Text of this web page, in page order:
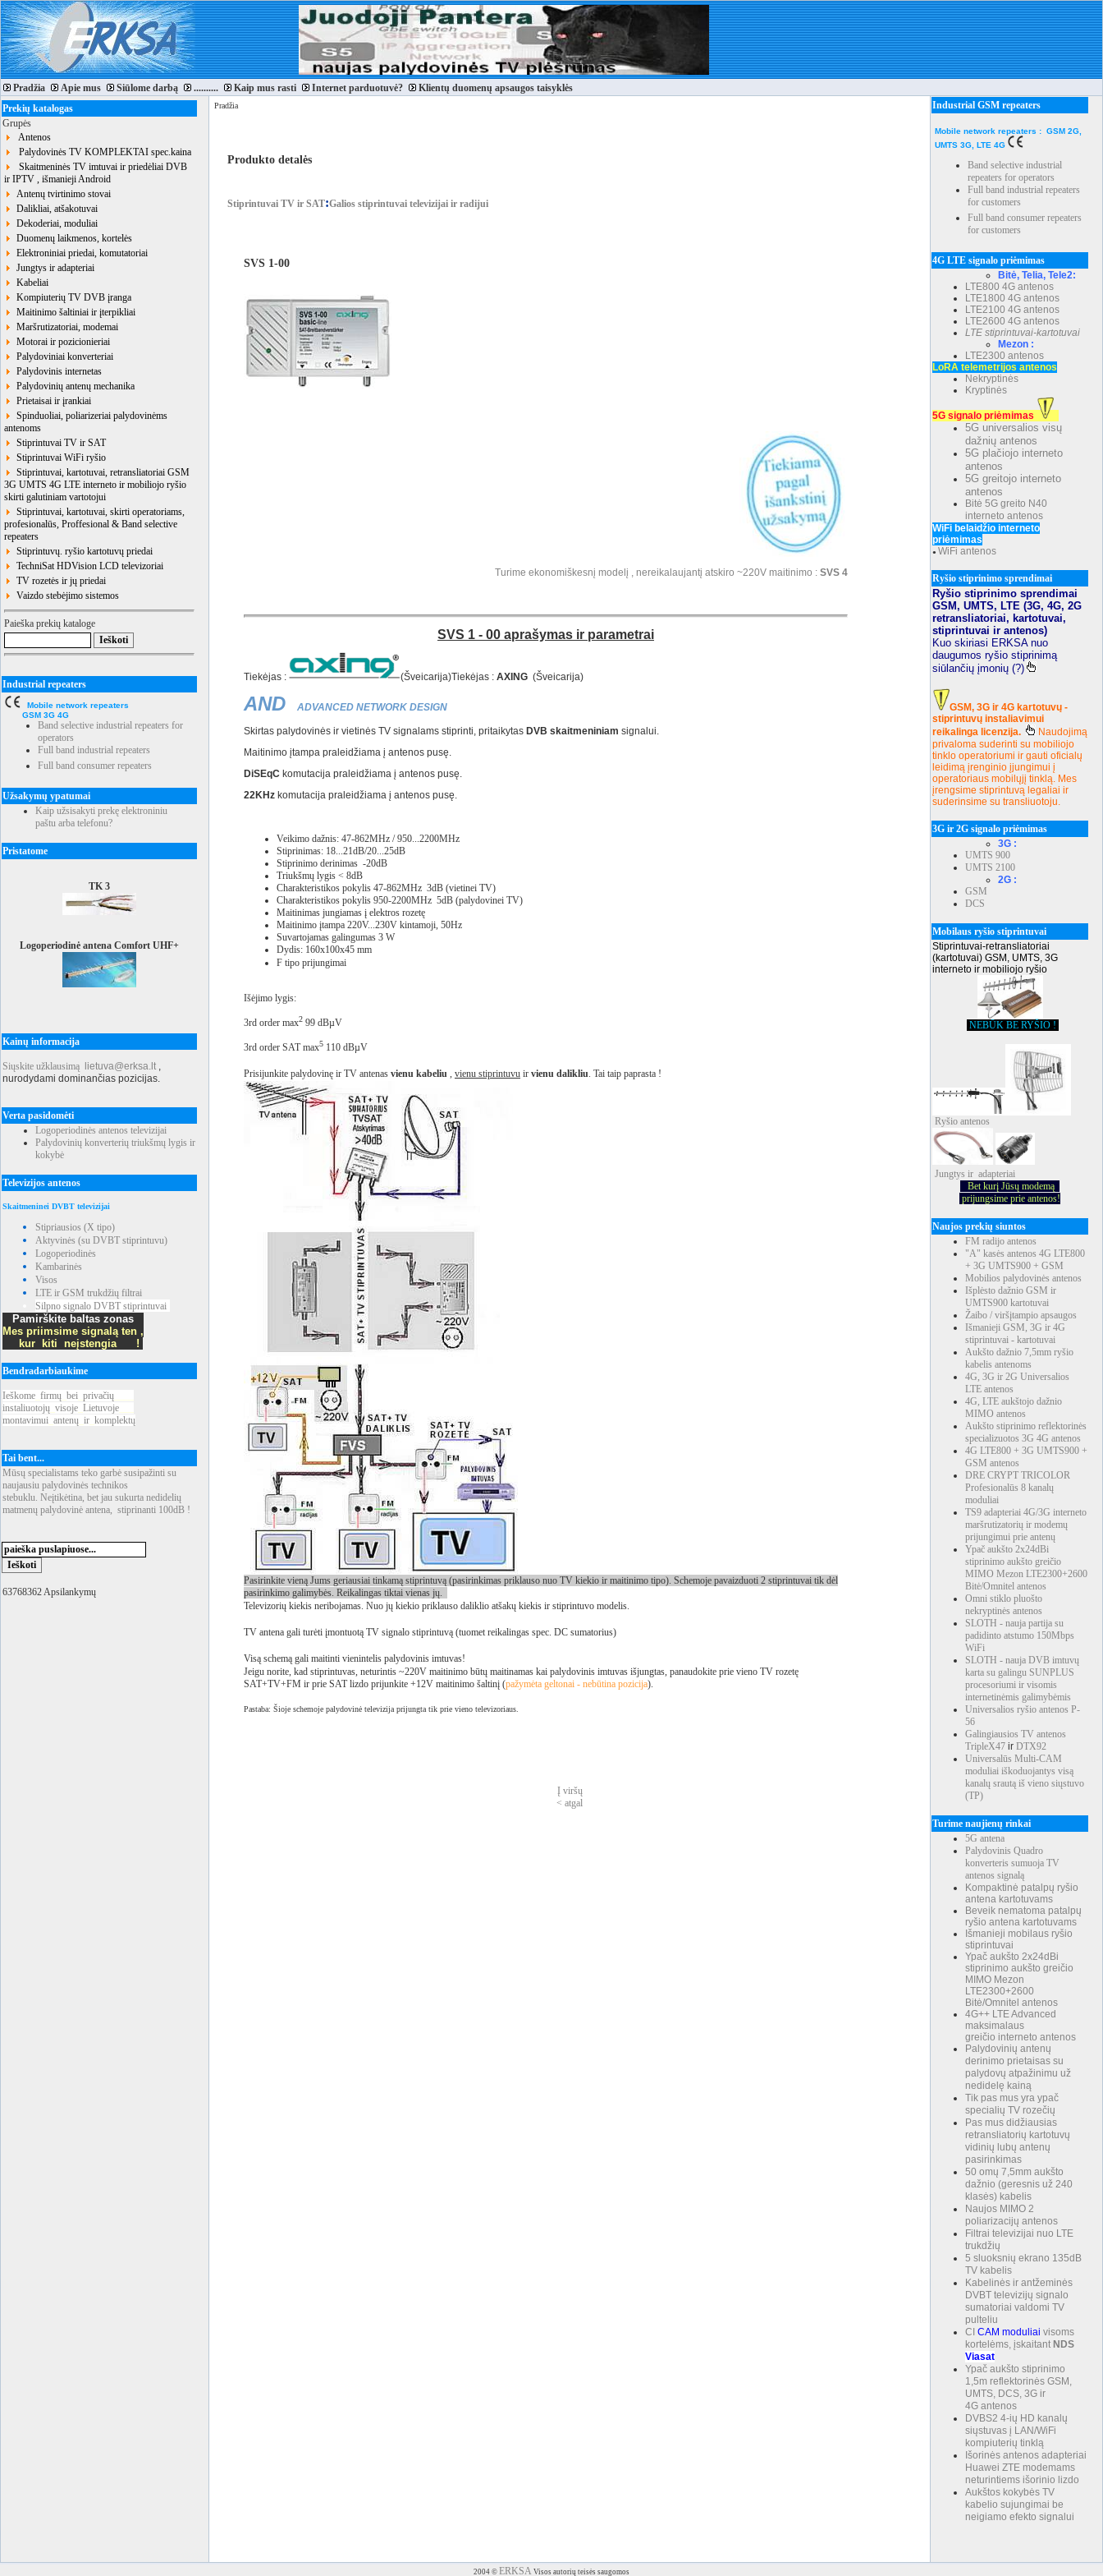
Pradžia Apie mus Siūlome darbą .......... Kaip mus rasti Internet parduotuvė?
Klientų duomenų apsaugos taisyklės
Prekių katalogas
Grupės
Antenos
Palydovinės TV KOMPLEKTAI spec.kaina
Skaitmeninės TV imtuvai ir priedėliai DVB
ir IPTV , išmanieji Android
Antenų tvirtinimo stovai
Dalikliai, atšakotuvai
Dekoderiai, moduliai
Duomenų laikmenos, kortelės
Elektroniniai priedai, komutatoriai
Jungtys ir adapteriai
Kabeliai
Kompiuterių TV DVB įranga
Maitinimo šaltiniai ir įterpikliai
Maršrutizatoriai, modemai
Motorai ir pozicionieriai
Palydoviniai konverteriai
Palydovinis internetas
Palydovinių antenų mechanika
Prietaisai ir įrankiai
Spinduoliai, poliarizeriai palydovinėms
antenoms
Stiprintuvai TV ir SAT
Stiprintuvai WiFi ryšio
Stiprintuvai, kartotuvai, retransliatoriai GSM
3G UMTS 4G LTE interneto ir mobiliojo ryšio
skirti galutiniam vartotojui
Stiprintuvai, kartotuvai, skirti operatoriams,
profesionalūs, Proffesional & Band selective
repeaters
Stiprintuvų. ryšio kartotuvų priedai
TechniSat HDVision LCD televizoriai
TV rozetės ir jų priedai
Vaizdo stebėjimo sistemos
Paieška prekių kataloge
Industrial repeaters
Mobile network repeaters
GSM 3G 4G
Band selective industrial repeaters for
operators
Full band industrial repeaters
Full band consumer repeaters
Užsakymų ypatumai
Kaip užsisakyti prekę elektroniniu
paštu arba telefonu?
Pristatome
TK 3
Logoperiodinė antena Comfort UHF+
Kainų informacija
Siųskite užklausimą lietuva@erksa.lt ,
nurodydami dominančias pozicijas.
Verta pasidomėti
Logoperiodinės antenos televizijai
Palydovinių konverterių triukšmų lygis ir
kokybė
Televizijos antenos
Skaitmeninei DVBT televizijai
Stipriausios (X tipo)
Aktyvinės (su DVBT stiprintuvu)
Logoperiodinės
Kambarinės
Visos
LTE ir GSM trukdžių filtrai
Silpno signalo DVBT stiprintuvai
Pamirškite baltas zonas
Mes priimsime signalą ten ,
kur kiti neįstengia !
Bendradarbiaukime
Ieškome firmų bei privačių
instaliuotojų visoje Lietuvoje
montavimui antenų ir komplektų
Tai bent...
Mūsų specialistams teko garbė susipažinti su
naujausiu palydovinės technikos
stebuklu. Neįtikėtina, bet jau sukurta nedidelių
matmenų palydovinė antena, stiprinanti 100dB !
63768362 Apsilankymų
Pradžia
Produkto detalės
Stiprintuvai TV ir SAT:Galios stiprintuvai televizijai ir radijui
SVS 1-00
Turime ekonomiškesnį modelį , nereikalaujantį atskiro ~220V maitinimo : SVS 4
SVS 1 - 00 aprašymas ir parametrai
Tiekėjas : (Šveicarija)Tiekėjas : AXING (Šveicarija)
AND ADVANCED NETWORK DESIGN
Skirtas palydovinės ir vietinės TV signalams stiprinti, pritaikytas DVB skaitmeniniam signalui.
Maitinimo įtampa praleidžiama į antenos pusę.
DiSEqC komutacija praleidžiama į antenos pusę.
22KHz komutacija praleidžiama į antenos pusę.
Veikimo dažnis: 47-862MHz / 950...2200MHz
Stiprinimas: 18...21dB/20...25dB
Stiprinimo derinimas -20dB
Triukšmų lygis < 8dB
Charakteristikos pokylis 47-862MHz 3dB (vietinei TV)
Charakteristikos pokylis 950-2200MHz 5dB (palydovinei TV)
Maitinimas jungiamas į elektros rozetę
Maitinimo įtampa 220V...230V kintamoji, 50Hz
Suvartojamas galingumas 3 W
Dydis: 160x100x45 mm
F tipo prijungimai
Išėjimo lygis:
3rd order max2 99 dBµV
3rd order SAT max5 110 dBµV
Prisijunkite palydovinę ir TV antenas vienu kabeliu , vienu stiprintuvu ir vienu dalikliu. Tai taip paprasta !
Pasirinkite vieną Jums geriausiai tinkamą stiprintuvą (pasirinkimas priklauso nuo TV kiekio ir maitinimo tipo). Schemoje pavaizduoti 2 stiprintuvai tik dėl
pasirinkimo galimybės. Reikalingas tiktai vienas jų.
Televizorių kiekis neribojamas. Nuo jų kiekio priklauso daliklio atšakų kiekis ir stiprintuvo modelis.
TV antena gali turėti įmontuotą TV signalo stiprintuvą (tuomet reikalingas spec. DC sumatorius)
Visą schemą gali maitinti vienintelis palydovinis imtuvas!
Jeigu norite, kad stiprintuvas, neturintis ~220V maitinimo būtų maitinamas kai palydovinis imtuvas išjungtas, panaudokite prie vieno TV rozetę
SAT+TV+FM ir prie SAT lizdo prijunkite +12V maitinimo šaltinį (pažymėta geltonai - nebūtina pozicija).
Pastaba: Šioje schemoje palydovinė televizija prijungta tik prie vieno televizoriaus.
Į viršų
< atgal
Industrial GSM repeaters
Mobile network repeaters : GSM 2G,
UMTS 3G, LTE 4G
Band selective industrial
repeaters for operators
Full band industrial repeaters
for customers
Full band consumer repeaters
for customers
4G LTE signalo priėmimas
Bitė, Telia, Tele2:
LTE800 4G antenos
LTE1800 4G antenos
LTE2100 4G antenos
LTE2600 4G antenos
LTE stiprintuvai-kartotuvai
Mezon :
LTE2300 antenos
LoRA telemetrijos antenos
Nekryptinės
Kryptinės
5G signalo priėmimas
5G universalios visų
dažnių antenos
5G plačiojo interneto
antenos
5G greitojo interneto
antenos
Bitė 5G greito N40
interneto antenos
WiFi belaidžio interneto
priėmimas
● WiFi antenos
Ryšio stiprinimo sprendimai
Ryšio stiprinimo sprendimai
GSM, UMTS, LTE (3G, 4G, 2G
retransliatoriai, kartotuvai,
stiprintuvai ir antenos)
Kuo skiriasi ERKSA nuo
daugumos ryšio stiprinimą
siūlančių įmonių (?)
GSM, 3G ir 4G kartotuvų -
stiprintuvų instaliavimui
reikalinga licenzija.
Naudojimą
privaloma suderinti su mobiliojo
tinklo operatoriumi ir gauti oficialų
leidimą įrenginio įjungimui į
operatoriaus mobilųjį tinklą. Mes
įrengsime stiprintuvą legaliai ir
suderinsime su transliuotoju.
3G ir 2G signalo priėmimas
3G :
UMTS 900
UMTS 2100
2G :
GSM
DCS
Mobilaus ryšio stiprintuvai
Stiprintuvai-retransliatoriai
(kartotuvai) GSM, UMTS, 3G
interneto ir mobiliojo ryšio
NEBŪK BE RYŠIO !
Ryšio antenos
Jungtys ir adapteriai
Bet kurį Jūsų modemą
prijungsime prie antenos!
Naujos prekių siuntos
FM radijo antenos
"A" kasės antenos 4G LTE800
+ 3G UMTS900 + GSM
Mobilios palydovinės antenos
Išplėsto dažnio GSM ir
UMTS900 kartotuvai
Žaibo / viršįtampio apsaugos
Išmanieji GSM, 3G ir 4G
stiprintuvai - kartotuvai
Aukšto dažnio 7,5mm ryšio
kabelis antenoms
4G, 3G ir 2G Universalios
LTE antenos
4G, LTE aukštojo dažnio
MIMO antenos
Aukšto stiprinimo reflektorinės
specializuotos 3G 4G antenos
4G LTE800 + 3G UMTS900 +
GSM antenos
DRE CRYPT TRICOLOR
Profesionalūs 8 kanalų
moduliai
TS9 adapteriai 4G/3G interneto
maršrutizatorių ir modemų
prijungimui prie antenų
Ypač aukšto 2x24dBi
stiprinimo aukšto greičio
MIMO Mezon LTE2300+2600
Bitė/Omnitel antenos
Omni stiklo pluošto
nekryptinės antenos
SLOTH - nauja partija su
padidinto atstumo 150Mbps
WiFi
SLOTH - nauja DVB imtuvų
karta su galingu SUNPLUS
procesoriumi ir visomis
internetinėmis galimybėmis
Universalios ryšio antenos P-
56
Galingiausios TV antenos
TripleX47 ir DTX92
Universalūs Multi-CAM
moduliai iškoduojantys visą
kanalų srautą iš vieno siųstuvo
(TP)
Turime naujienų rinkai
5G antena
Palydovinis Quadro
konverteris sumuoja TV
antenos signalą
Kompaktinė patalpų ryšio
antena kartotuvams
Beveik nematoma patalpų
ryšio antena kartotuvams
Išmanieji mobilaus ryšio
stiprintuvai
Ypač aukšto 2x24dBi
stiprinimo aukšto greičio
MIMO Mezon
LTE2300+2600
Bitė/Omnitel antenos
4G++ LTE Advanced
maksimalaus
greičio interneto antenos
Palydovinių antenų
derinimo prietaisas su
palydovų atpažinimu už
nedidelę kainą
Tik pas mus yra ypač
specialių TV rozečių
Pas mus didžiausias
retransliatorių kartotuvų
vidinių lubų antenų
pasirinkimas
50 omų 7,5mm aukšto
dažnio (geresnis už 240
klasės) kabelis
Naujos MIMO 2
poliarizacijų antenos
Filtrai televizijai nuo LTE
trukdžių
5 sluoksnių ekrano 135dB
TV kabelis
Kabelinės ir antžeminės
DVBT televizijų signalo
sumatoriai valdomi TV
pulteliu
CI CAM moduliai visoms
kortelėms, įskaitant NDS
Viasat
Ypač aukšto stiprinimo
1,5m reflektorinės GSM,
UMTS, DCS, 3G ir
4G antenos
DVBS2 4-ių HD kanalų
siųstuvas į LAN/WiFi
kompiuterių tinklą
Išorinės antenos adapteriai
Huawei ZTE modemams
neturintiems išorinio lizdo
Aukštos kokybės TV
kabelio sujungimai be
neigiamo efekto signalui
2004 © ERKSA Visos autorių teisės saugomos